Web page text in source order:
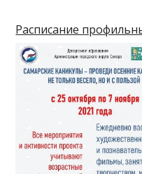
Расписание